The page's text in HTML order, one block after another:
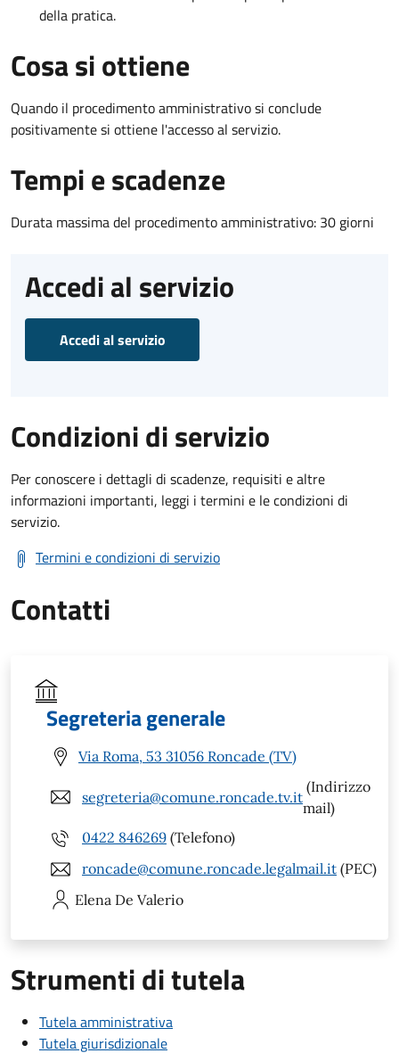
della pratica.
Cosa si ottiene
Quando il procedimento amministrativo si conclude
positivamente si ottiene l'accesso al servizio.
Tempi e scadenze
Durata massima del procedimento amministrativo: 30 giorni
Accedi al servizio
Accedi al servizio
Condizioni di servizio
Per conoscere i dettagli di scadenze, requisiti e altre
informazioni importanti, leggi i termini e le condizioni di
servizio.
Termini e condizioni di servizio
Contatti
Segreteria generale
Via Roma, 53 31056 Roncade (TV)
segreteria@comune.roncade.tv.it
(Indirizzo
mail)
0422 846269 (Telefono)
roncade@comune.roncade.legalmail.it (PEC)
Elena De Valerio
Strumenti di tutela
Tutela amministrativa
Tutela giurisdizionale